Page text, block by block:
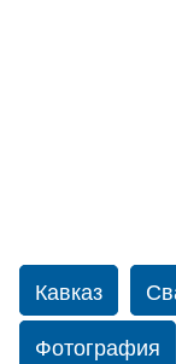
Кавказ
Фотография